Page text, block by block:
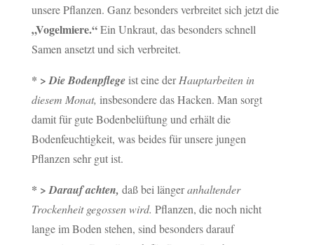
unsere Pflanzen. Ganz besonders verbreitet sich jetzt die
„Vogelmiere.“Ein Unkraut, das besonders schnell
Samen ansetzt und sich verbreitet.
* >Die Bodenpflegeist eine derHauptarbeiten in
diesem Monat, insbesondere das Hacken. Man sorgt
damit für gute Bodenbelüftung und erhält die
Bodenfeuchtigkeit, was beides für unsere jungen
Pflanzen sehr gut ist.
* > Darauf achten, daß bei längeranhaltender
Trockenheit gegossen wird. Pflanzen, die noch nicht
lange im Boden stehen, sind besonders darauf